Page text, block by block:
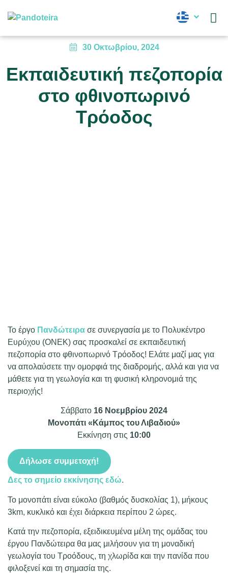
30 Οκτωβρίου, 2024
Εκπαιδευτική πεζοπορία
στο φθινοπωρινό
Τρόοδος
Το έργο Πανδώτειρα σε συνεργασία με το Πολυκέντρο
Ευρύχου (ΟΝΕΚ) σας προσκαλεί σε εκπαιδευτική
πεζοπορία στο φθινοπωρινό Τρόοδος! Ελάτε μαζί μας για
να απολαύσετε την ομορφιά της διαδρομής, αλλά και για να
μάθετε για τη γεωλογία και τη φυσική κληρονομιά της
περιοχής!
Σάββατο 16 Νοεμβρίου 2024
Μονοπάτι «Κάμπος του Λιβαδιού»
Εκκίνηση στις 10:00
Δήλωσε συμμετοχή!
Δες το σημείο εκκίνησης εδώ.
Το μονοπάτι είναι εύκολο (βαθμός δυσκολίας 1), μήκους
3km, κυκλικό και έχει διάρκεια περίπου 2 ώρες.
Κατά την πεζοπορία, εξειδικευμένα μέλη της ομάδας του
έργου Πανδώτειρα θα μας μιλήσουν για τη μοναδική
γεωλογία του Τροόδους, τη χλωρίδα και την πανίδα που
φιλοξενεί και τη σημασία της.